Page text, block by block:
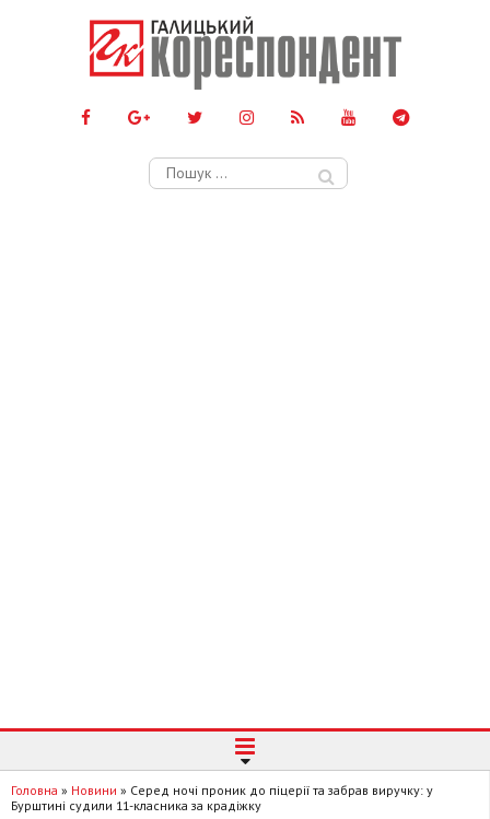
Пошук:
Головна » Новини » Серед ночі проник до піцерії та забрав виручку: у
Бурштині судили 11-класника за крадіжку